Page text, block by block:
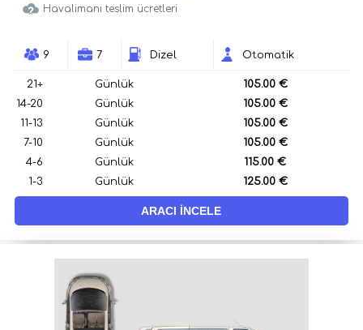
Havalimanı teslim ücretleri
9 7 Dizel Otomatik
21+
Günlük
14-20
Günlük
11-13
Günlük
7-10
Günlük
4-6
Günlük
1-3
Günlük
105.00 €
105.00 €
105.00 €
105.00 €
115.00 €
125.00 €
ARACI İNCELE